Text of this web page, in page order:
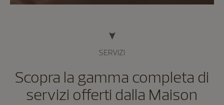
SERVIZI
Scopra la gamma completa di
servizi offerti dalla Maison